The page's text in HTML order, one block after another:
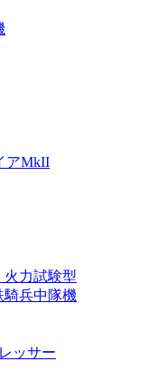
アMkII
火力試験型
騎兵中隊機
ッサー